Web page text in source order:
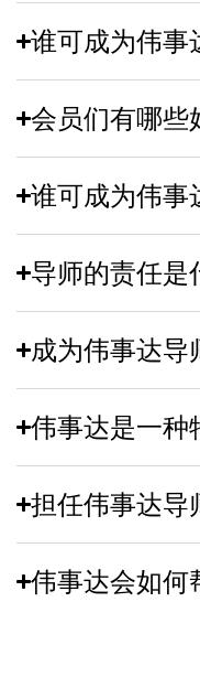
谁可成为伟事
会员们有哪些
谁可成为伟事
导师的责任是
成为伟事达导
伟事达是一种
担任伟事达导
伟事达会如何